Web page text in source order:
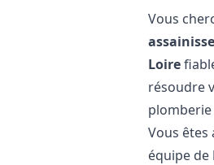
Vous
Loire
résoudre
plomberie
Vous
équipe de